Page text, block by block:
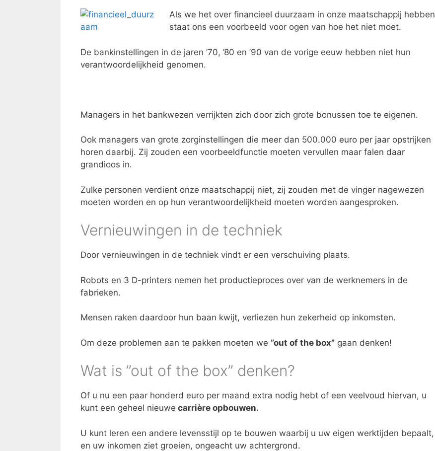
Als we het over financieel duurzaam in onze maatschappij hebben
staat ons een voorbeeld voor ogen van hoe het niet moet.
De bankinstellingen in de jaren ’70, ’80 en ’90 van de vorige eeuw hebben niet hun
verantwoordelijkheid genomen.
Managers in het bankwezen verrijkten zich door zich grote bonussen toe te eigenen.
Ook managers van grote zorginstellingen die meer dan 500.000 euro per jaar opstrijken
horen daarbij. Zij zouden een voorbeeldfunctie moeten vervullen maar falen daar
grandioos in.
Zulke personen verdient onze maatschappij niet, zij zouden met de vinger nagewezen
moeten worden en op hun verantwoordelijkheid moeten worden aangesproken.
Vernieuwingen in de techniek
Door vernieuwingen in de techniek vindt er een verschuiving plaats.
Robots en 3 D-printers nemen het productieproces over van de werknemers in de
fabrieken.
Mensen raken daardoor hun baan kwijt, verliezen hun zekerheid op inkomsten.
Om deze problemen aan te pakken moeten we ”out of the box” gaan denken!
Wat is ”out of the box” denken?
Of u nu een paar honderd euro per maand extra nodig hebt of een veelvoud hiervan, u
kunt een geheel nieuwe carrière opbouwen.
U kunt leren een andere levensstijl op te bouwen waarbij u uw eigen werktijden bepaalt,
en uw inkomen ziet groeien, ongeacht uw achtergrond.